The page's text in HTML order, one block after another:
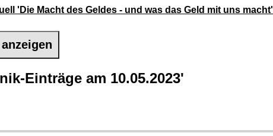
'Die Macht des Geldes - und was das Geld mit uns macht'
Einträge am 10.05.2023'